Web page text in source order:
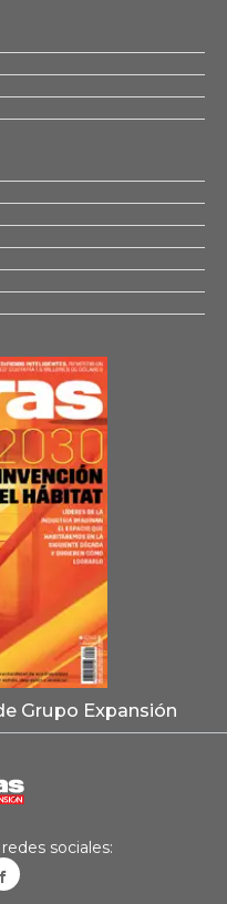
Grupo Expansión
sociales: